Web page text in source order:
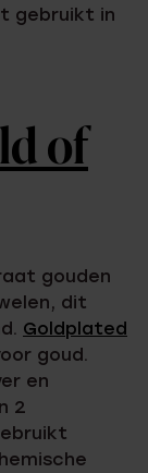
gebruikt in
of
gouden
dit
Goldplated
goud.
en
2